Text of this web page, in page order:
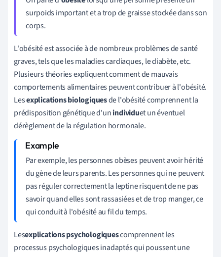
surpoids important et a trop de graisse stockée dans son
corps.
L'obésité est associée à de nombreux problèmes de santé
graves, tels que les maladies cardiaques, le diabète, etc.
Plusieurs théories expliquent comment de mauvais
comportements alimentaires peuvent contribuer à l'obésité.
Lesexplications biologiquesde l'obésité comprennent la
prédisposition génétique d'unindividuet un éventuel
dérèglement de la régulation hormonale.
Par exemple, les personnes obèses peuvent avoir hérité
du gène de leurs parents. Les personnes qui ne peuvent
pas réguler correctement la leptine risquent de ne pas
savoir quand elles sont rassasiées et de trop manger, ce
qui conduit à l'obésité au fil du temps.
Lesexplications psychologiquescomprennent les
processus psychologiques inadaptés qui poussent une